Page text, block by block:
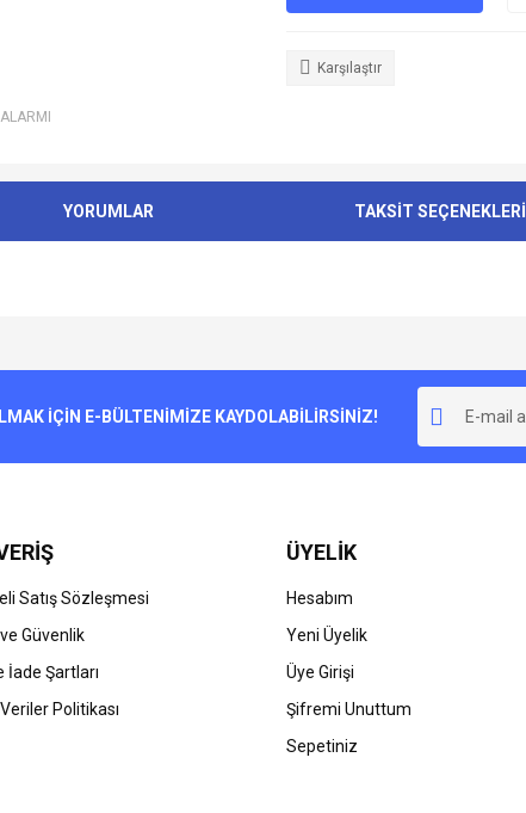
Karşılaştır
YORUMLAR TAKSİT SEÇENEKLERİ
Gönder
İÇİN E-BÜLTENİMİZE KAYDOLABİLİRSİNİZ!
Satış Sözleşmesi
Güvenlik
İade Şartları
Politikası
ÜYELİK
Hesabım
Yeni Üyelik
Üye Girişi
Şifremi Unuttum
Sepetiniz